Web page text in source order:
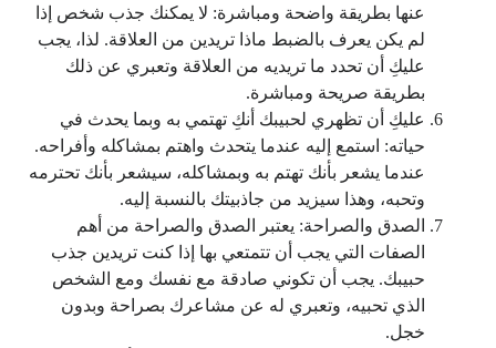
عنها بطريقة واضحة ومباشرة: لا يمكنك جذب شخص إذا
لم يكن يعرف بالضبط ماذا تريدين من العلاقة. لذا، يجب
عليكِ أن تحدد ما تريديه من العلاقة وتعبري عن ذلك
بطريقة صريحة ومباشرة.
عليكِ أن تظهري لحبيبك أنكِ تهتمي به وبما يحدث في
حياته: استمع إليه عندما يتحدث واهتم بمشاكله وأفراحه.
عندما يشعر بأنك تهتم به وبمشاكله، سيشعر بأنك تحترمه
وتحبه، وهذا سيزيد من جاذبيتك بالنسبة إليه.
الصدق والصراحة: يعتبر الصدق والصراحة من أهم
الصفات التي يجب أن تتمتعي بها إذا كنت تريدين جذب
حبيبك. يجب أن تكوني صادقة مع نفسك ومع الشخص
الذي تحبيه، وتعبري له عن مشاعرك بصراحة وبدون
خجل.